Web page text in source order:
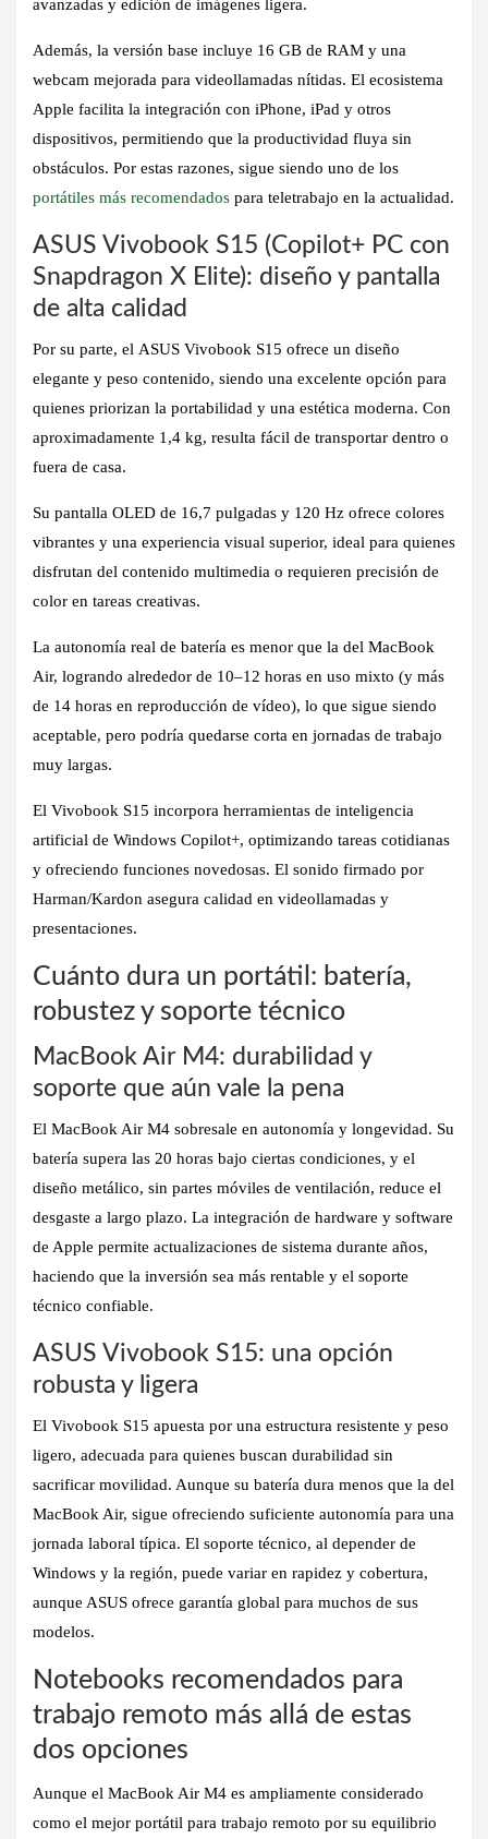
avanzadas y edición de imágenes ligera.
Además, la versión base incluye 16 GB de RAM y una
webcam mejorada para videollamadas nítidas. El ecosistema
Apple facilita la integración con iPhone, iPad y otros
dispositivos, permitiendo que la productividad fluya sin
obstáculos. Por estas razones, sigue siendo uno de los
portátiles más recomendados para teletrabajo en la actualidad.
ASUS Vivobook S15 (Copilot+ PC con
Snapdragon X Elite): diseño y pantalla
de alta calidad
Por su parte, el ASUS Vivobook S15 ofrece un diseño
elegante y peso contenido, siendo una excelente opción para
quienes priorizan la portabilidad y una estética moderna. Con
aproximadamente 1,4 kg, resulta fácil de transportar dentro o
fuera de casa.
Su pantalla OLED de 16,7 pulgadas y 120 Hz ofrece colores
vibrantes y una experiencia visual superior, ideal para quienes
disfrutan del contenido multimedia o requieren precisión de
color en tareas creativas.
La autonomía real de batería es menor que la del MacBook
Air, logrando alrededor de 10–12 horas en uso mixto (y más
de 14 horas en reproducción de vídeo), lo que sigue siendo
aceptable, pero podría quedarse corta en jornadas de trabajo
muy largas.
El Vivobook S15 incorpora herramientas de inteligencia
artificial de Windows Copilot+, optimizando tareas cotidianas
y ofreciendo funciones novedosas. El sonido firmado por
Harman/Kardon asegura calidad en videollamadas y
presentaciones.
Cuánto dura un portátil: batería,
robustez y soporte técnico
MacBook Air M4: durabilidad y
soporte que aún vale la pena
El MacBook Air M4 sobresale en autonomía y longevidad. Su
batería supera las 20 horas bajo ciertas condiciones, y el
diseño metálico, sin partes móviles de ventilación, reduce el
desgaste a largo plazo. La integración de hardware y software
de Apple permite actualizaciones de sistema durante años,
haciendo que la inversión sea más rentable y el soporte
técnico confiable.
ASUS Vivobook S15: una opción
robusta y ligera
El Vivobook S15 apuesta por una estructura resistente y peso
ligero, adecuada para quienes buscan durabilidad sin
sacrificar movilidad. Aunque su batería dura menos que la del
MacBook Air, sigue ofreciendo suficiente autonomía para una
jornada laboral típica. El soporte técnico, al depender de
Windows y la región, puede variar en rapidez y cobertura,
aunque ASUS ofrece garantía global para muchos de sus
modelos.
Notebooks recomendados para
trabajo remoto más allá de estas
dos opciones
Aunque el MacBook Air M4 es ampliamente considerado
como el mejor portátil para trabajo remoto por su equilibrio